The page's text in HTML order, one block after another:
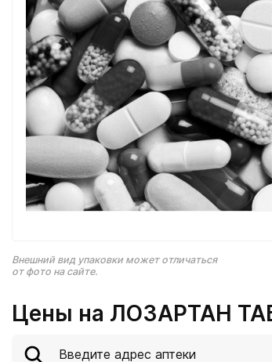
Внешний вид упаковки может отличаться
от фото на сайте.
Цены на ЛОЗАРТАН